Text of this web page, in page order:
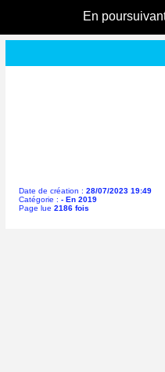
En
Date de création : 28/07/2023 19:49
Catégorie : - En 2019
Page lue 2186 fois